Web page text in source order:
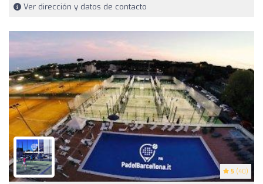
Ver dirección y datos de contacto
5 (40)